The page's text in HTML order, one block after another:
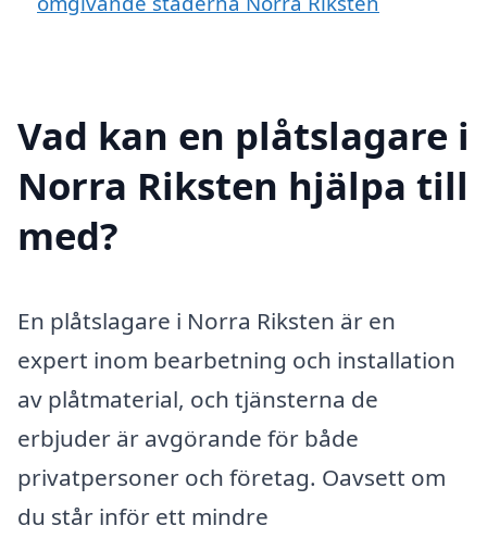
Vad kan en plåtslagare i
Norra Riksten hjälpa till
med?
En plåtslagare i Norra Riksten är en
expert inom bearbetning och installation
av plåtmaterial, och tjänsterna de
erbjuder är avgörande för både
privatpersoner och företag. Oavsett om
du står inför ett mindre